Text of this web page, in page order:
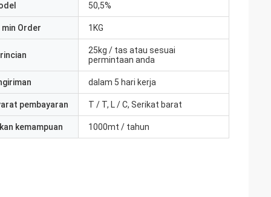
50,5%
Order 1KG
25kg / tas atau sesuai
permintaan anda
dalam 5 hari kerja
pembayaran T / T, L / C, Serikat barat
kemampuan 1000mt / tahun